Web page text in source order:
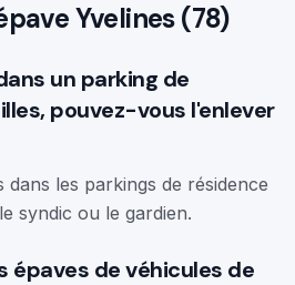
Yvelines (78)
un parking de
pouvez-vous l'enlever
les parkings de résidence
syndic ou le gardien.
épaves de véhicules de